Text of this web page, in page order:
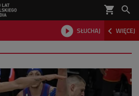
shopping_cart 
 SŁUCHAJ  WIĘCEJ
